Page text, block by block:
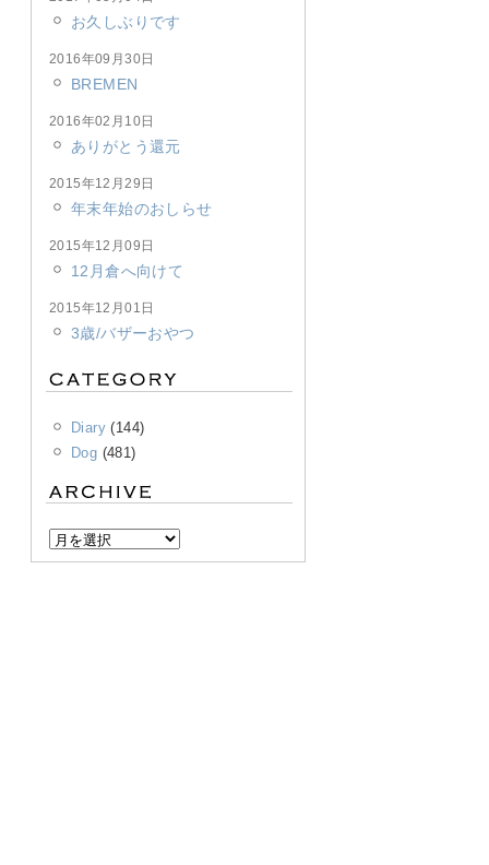
お久しぶりです
2016年09月30日
BREMEN
2016年02月10日
ありがとう還元
2015年12月29日
年末年始のおしらせ
2015年12月09日
12月倉へ向けて
2015年12月01日
3歳/バザーおやつ
Diary(144)
Dog (481)